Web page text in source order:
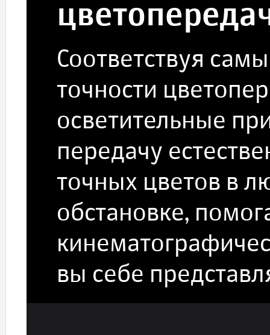
Соответствуя
точности
осветительные
передачу
точных цветов в
обстановке,
вы себе